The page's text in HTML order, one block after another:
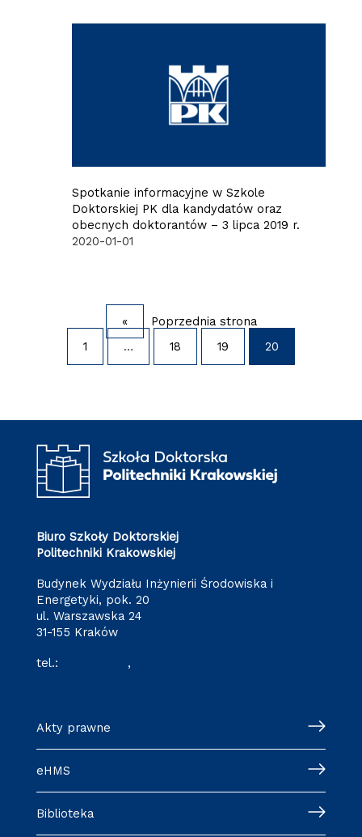
Spotkanie informacyjne w Szkole
Doktorskiej PK dla kandydatów oraz
obecnych doktorantów – 3 lipca 2019 r.
2020-01-01
«
Poprzednia strona
1
… 18 19 20
Biuro Szkoły Doktorskiej
Politechniki Krakowskiej
Budynek Wydziału Inżynierii Środowiska i
Energetyki, pok. 20
ul. Warszawska 24
31-155 Kraków
tel.: ,
Akty prawne
eHMS
Biblioteka